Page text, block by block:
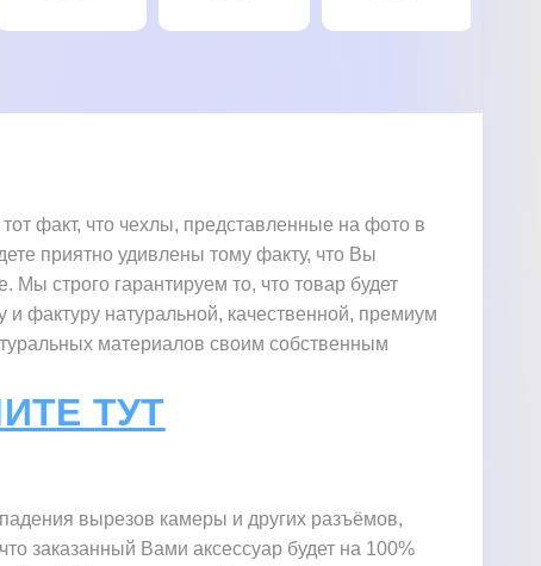
CROCO"
факт, что чехлы, представленные на фото в
приятно удивлены тому факту, что Вы
Мы строго гарантируем то, что товар будет
и фактуру натуральной, качественной, премиум
материалов своим собственным
ТУТ
вырезов камеры и других разъёмов,
заказанный Вами аксессуар будет на 100%